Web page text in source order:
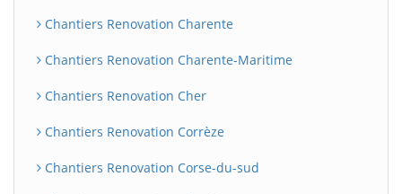
Chantiers Renovation Charente
Chantiers Renovation Charente-Maritime
Chantiers Renovation Cher
Chantiers Renovation Corrèze
Chantiers Renovation Corse-du-sud